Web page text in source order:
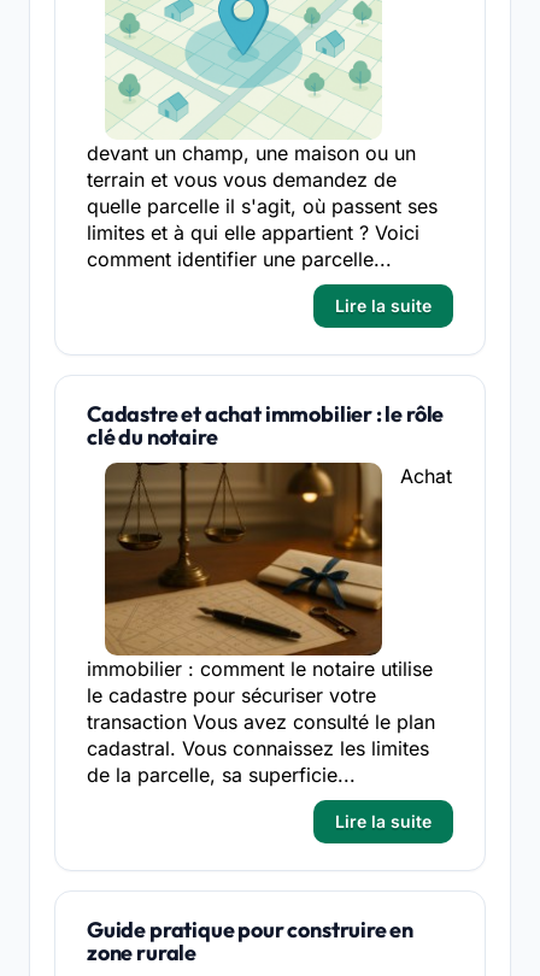
devant un champ, une maison ou un
terrain et vous vous demandez de
quelle parcelle il s'agit, où passent ses
limites et à qui elle appartient ? Voici
comment identifier une parcelle...
Lire la suite
Cadastre et achat immobilier : le rôle
clé du notaire
Achat
immobilier : comment le notaire utilise
le cadastre pour sécuriser votre
transaction Vous avez consulté le plan
cadastral. Vous connaissez les limites
de la parcelle, sa superficie...
Lire la suite
Guide pratique pour construire en
zone rurale